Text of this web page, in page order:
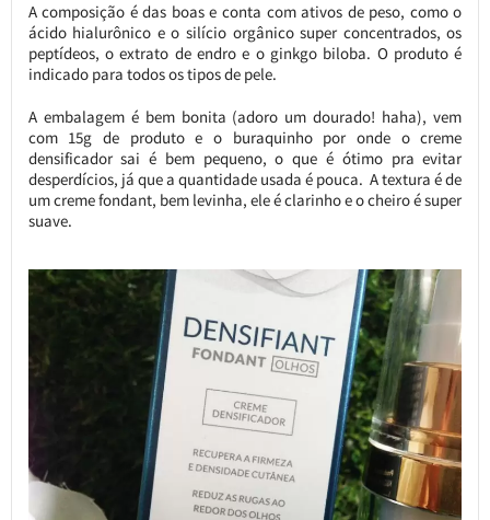
A composição é das boas e conta com ativos de peso, como o
ácido hialurônico e o silício orgânico super concentrados, os
peptídeos, o extrato de endro e o ginkgo biloba. O produto é
indicado para todos os tipos de pele.
A embalagem é bem bonita (adoro um dourado! haha), vem
com 15g de produto e o buraquinho por onde o creme
densificador sai é bem pequeno, o que é ótimo pra evitar
desperdícios, já que a quantidade usada é pouca. A textura é de
um creme fondant, bem levinha, ele é clarinho e o cheiro é super
suave.